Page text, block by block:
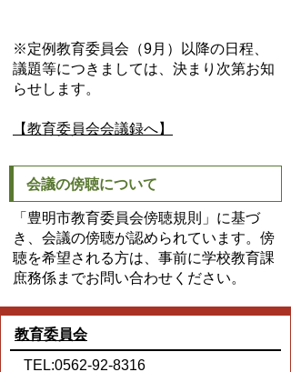
※定例教育委員会（9月）以降の日程、
議題等につきましては、決まり次第お知
らせします。
【教育委員会会議録へ】
会議の傍聴について
「豊明市教育委員会傍聴規則」に基づ
き、会議の傍聴が認められています。傍
聴を希望される方は、事前に学校教育課
庶務係までお問い合わせください。
教育委員会
TEL:0562-92-8316